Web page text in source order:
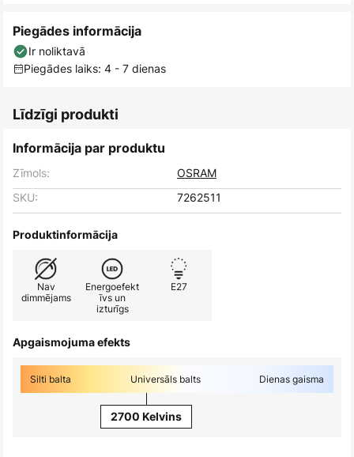
Piegādes informācija
Ir noliktavā
Piegādes laiks: 4 - 7 dienas
Līdzīgi produkti
Informācija par produktu
Zīmols:
OSRAM
SKU:
7262511
Produktinformācija
Nav
dimmējams
Energoefekt
īvs un
izturīgs
E27
Apgaismojuma efekts
Silti balta Universāls balts Dienas gaisma
2700 Kelvins